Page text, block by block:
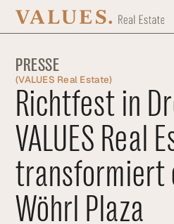
Zum Hauptinhalt springen
(VALUES Real Estate)
PRESSE
Richtfest in
VALUES Real
transformiert
Wöhrl Plaza